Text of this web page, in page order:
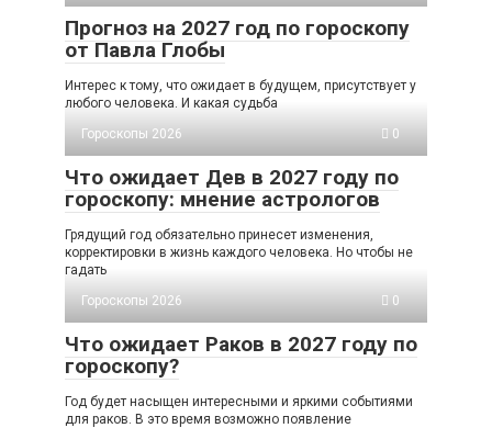
Прогноз на 2027 год по гороскопу
от Павла Глобы
Интерес к тому, что ожидает в будущем, присутствует у
любого человека. И какая судьба
Гороскопы 2026
0
Что ожидает Дев в 2027 году по
гороскопу: мнение астрологов
Грядущий год обязательно принесет изменения,
корректировки в жизнь каждого человека. Но чтобы не
гадать
Гороскопы 2026
0
Что ожидает Раков в 2027 году по
гороскопу?
Год будет насыщен интересными и яркими событиями
для раков. В это время возможно появление